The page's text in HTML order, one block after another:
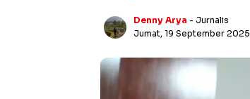
Denny Arya - Jurnalis
Jumat, 19 September 2025